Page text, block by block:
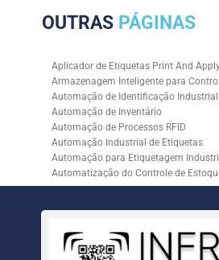
OUTRAS PÁGINAS
Aplicador de Etiquetas Print And
Armazenagem Inteligente para
Automação de Identificação Industrial
Automação de Inventário
Automação de Processos RFID
Automação Industrial de Etiquetas
Automação para Etiquetagem
Automatização do Controle de
Controle de Estoque com RFID
Empresa de Automação para
Empresa de Rastreabilidade Industrial